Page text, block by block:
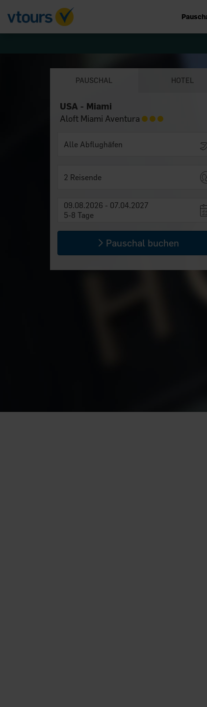
PAUSCHAL HOTEL
USA - Miami
Aloft Miami Aventura
2 Reisende
09.08.2026 - 07.04.2027
5-8 Tage
Pauschal buchen